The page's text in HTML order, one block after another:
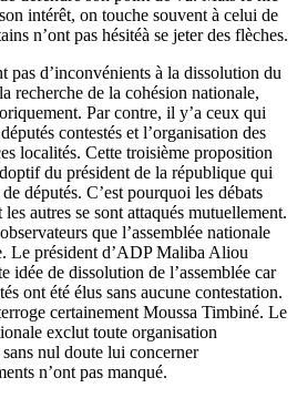
intérêt, on touche souvent à celui de
n’ont pas hésitéà se jeter des flèches.
pas d’inconvénients à la dissolution du
recherche de la cohésion nationale,
Par contre, il y’a ceux qui
contestés et l’organisation des
localités. Cette troisième proposition
du président de la république qui
députés. C’est pourquoi les débats
autres se sont attaqués mutuellement.
que l’assemblée nationale
Le président d’ADP Maliba Aliou
de dissolution de l’assemblée car
ont été élus sans aucune contestation.
certainement Moussa Timbiné. Le
exclut toute organisation
nul doute lui concerner
n’ont pas manqué.